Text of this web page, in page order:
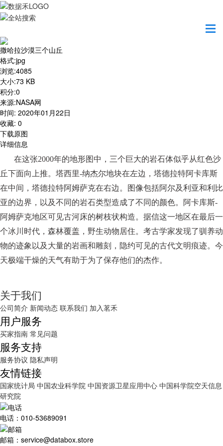
撒哈拉沙漠三个山丘
格式:jpg
浏览:4085
大小:73 KB
积分:0
来源:NASA网
时间: 2020年01月22日
收藏: 0
下载原图
详细信息
在这张2000年的地形图中，三个巨大的岩石体似乎从红色沙
丘下面向上推。塔西里-纳杰尔地块在左边，塔德拉特阿卡库斯
在中间，塔德拉特阿姆萨克在右边。图像包括阿尔及利亚和利比
亚的边界，以及不同的岩石类型造成了不同的颜色。阿卡库斯-
阿姆萨克地区可见古河床的树枝状构造。据信这一地区在最后一
个冰川时代，森林覆盖，野生动物居住。考古学家发现了驯养动
物的迹象以及大量的岩画和雕刻，隐约可见的古代文明痕迹。今
天极端干燥的天气有助于为了保存他们的杰作。
关于我们
公司简介 新闻动态 联系我们 加入茗禾
用户服务
买家指南 常见问题
服务支持
服务协议 隐私声明
友情链接
国家统计局 中国农业科学院 中国资源卫星应用中心 中国科学院空天信息
研究院
电话：010-53689091
邮箱：service@databox.store